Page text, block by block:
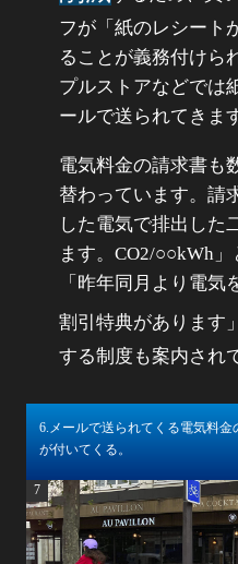
フが「紙のレシート
ることが義務付けら
プルストアなどでは
ールで送られてきま
電気料金の請求書も
替わっています。請
した電気で排出した
ます。CO2/○○kWh」
「昨年同月より電
割引特典があります
する制度も案内され
6.メールで送られてくる​電気料
が付いてくる。
7